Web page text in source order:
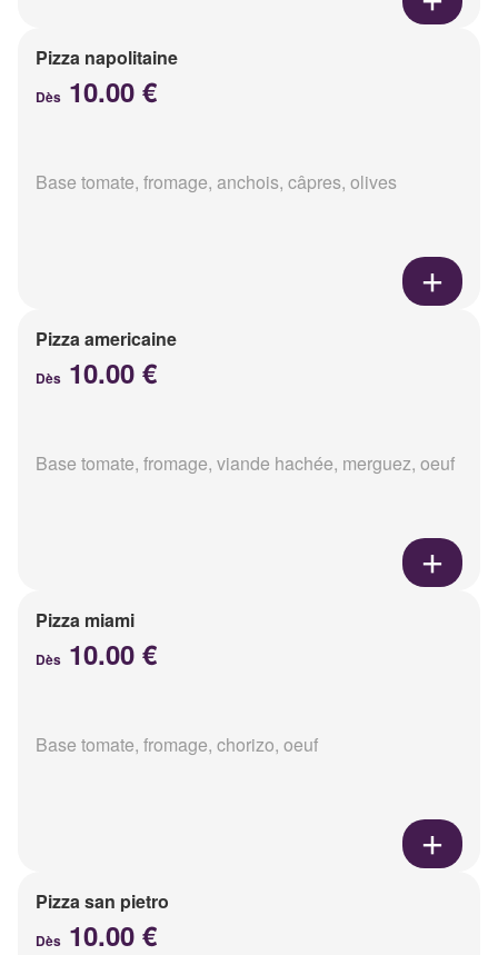
Pizza napolitaine
Dès 10.00 €
Base tomate, fromage, anchois, câpres, olives
Pizza americaine
Dès 10.00 €
Base tomate, fromage, viande hachée, merguez, oeuf
Pizza miami
Dès 10.00 €
Base tomate, fromage, chorizo, oeuf
Pizza san pietro
Dès 10.00 €